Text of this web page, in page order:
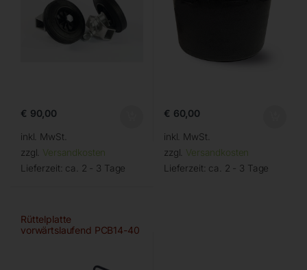
€ 90,00
inkl. MwSt.
zzgl. Versandkosten
Lieferzeit: ca. 2 - 3 Tage
€ 60,00
inkl. MwSt.
zzgl. Versandkosten
Lieferzeit: ca. 2 - 3 Tage
Rüttelplatte
vorwärtslaufend PCB14-40